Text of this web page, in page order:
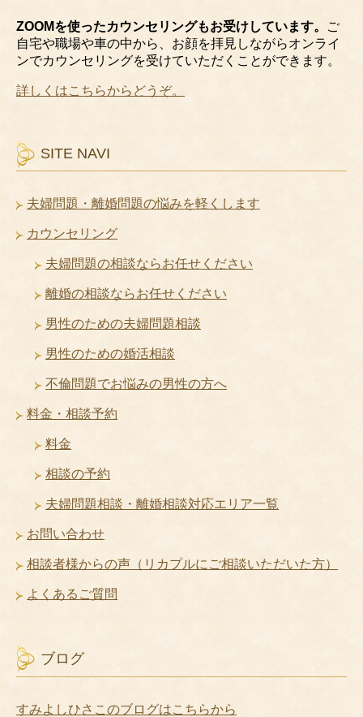
ZOOMを使ったカウンセリングもお受けしています。
ご
自宅や職場や車の中から、お顔を拝見しながらオンライ
ンでカウンセリングを受けていただくことができます。
詳しくはこちらからどうぞ。
SITE NAVI
夫婦問題・離婚問題の悩みを軽くします
カウンセリング
夫婦問題の相談ならお任せください
離婚の相談ならお任せください
男性のための夫婦問題相談
男性のための婚活相談
不倫問題でお悩みの男性の方へ
料金・相談予約
料金
相談の予約
夫婦問題相談・離婚相談対応エリア一覧
お問い合わせ
相談者様からの声（リカプルにご相談いただいた方）
よくあるご質問
ブログ
すみよしひさこのブログはこちらから